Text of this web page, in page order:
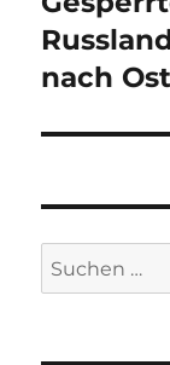
Beitrag:
nach
Suche
nach: